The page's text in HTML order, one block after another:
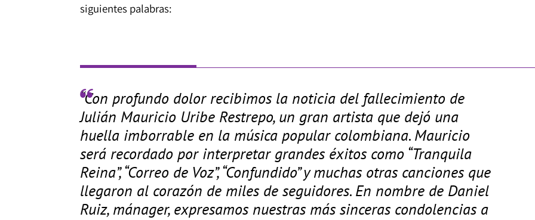
siguientes palabras:
“Con profundo dolor recibimos la noticia del fallecimiento de
Julián Mauricio Uribe Restrepo, un gran artista que dejó una
huella imborrable en la música popular colombiana. Mauricio
será recordado por interpretar grandes éxitos como “Tranquila
Reina”, “Correo de Voz”, “Confundido” y muchas otras canciones que
llegaron al corazón de miles de seguidores. En nombre de Daniel
Ruiz, mánager, expresamos nuestras más sinceras condolencias a